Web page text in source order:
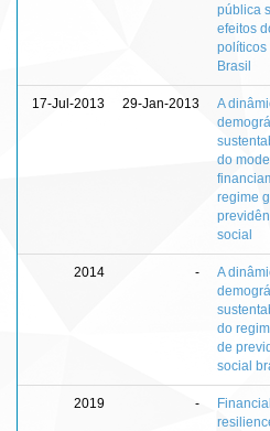
pública
efeitos
políticos
Brasil
17-Jul-2013 29-Jan-2013
A
do
regime
social
2014 -
A
do
de
social
2019 -
Financial